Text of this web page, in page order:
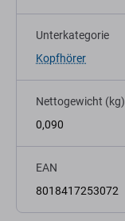
Unterkategorie
Kopfhörer
Nettogewicht (kg)
0,090
EAN
8018417253072